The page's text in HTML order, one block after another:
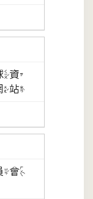
資
站
會